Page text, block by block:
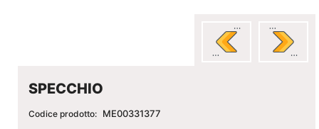
SPECCHIO
Codice prodotto: ME00331377